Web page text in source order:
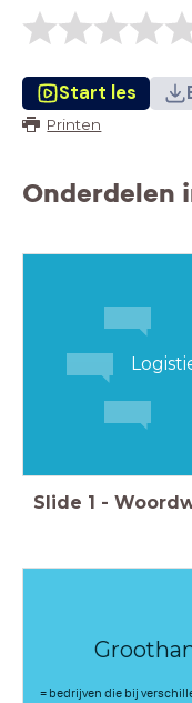
Start les
Printen
Onderdelen
Slide 1 -
= bedrijven die bij